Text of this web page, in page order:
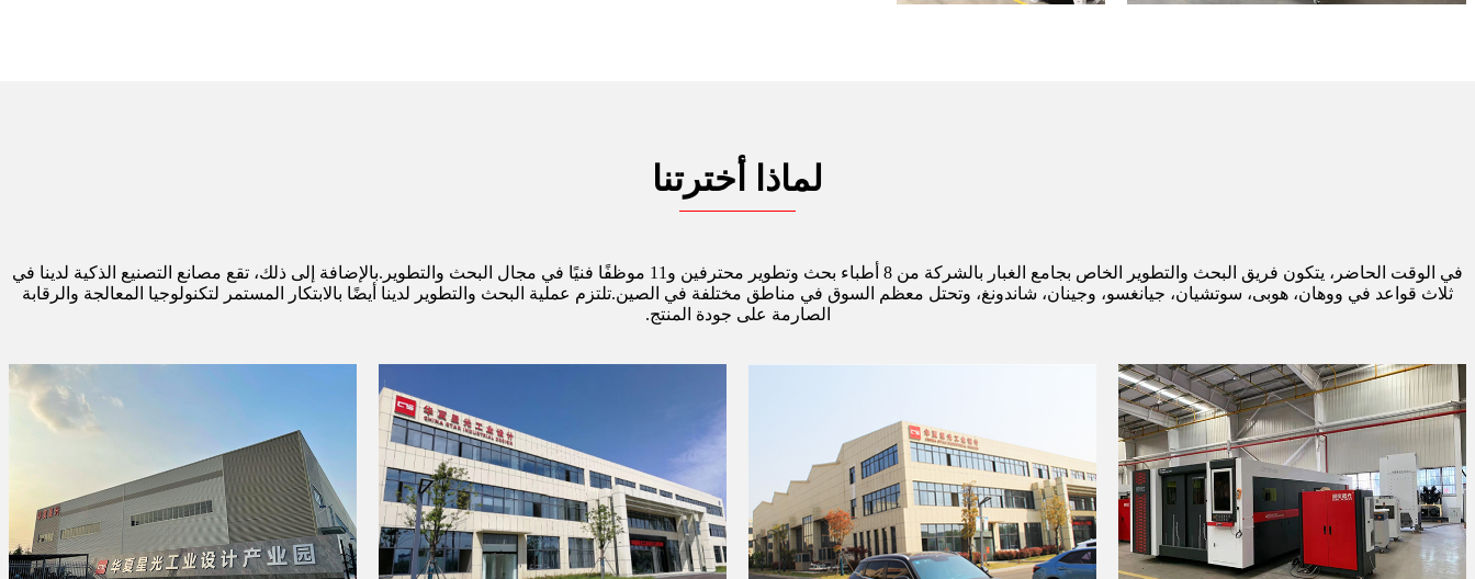
لماذا أخترتنا
في الوقت الحاضر، يتكون فريق البحث والتطوير الخاص بجامع الغبار بالشركة من 8 أطباء بحث وتطوير محترفين و11 موظفًا فنيًا في مجال البحث والتطوير.بالإضافة إلى ذلك، تقع مصانع التصنيع الذكية لدينا في
ثلاث قواعد في ووهان، هوبى، سوتشيان، جيانغسو، وجينان، شاندونغ، وتحتل معظم السوق في مناطق مختلفة في الصين.تلتزم عملية البحث والتطوير لدينا أيضًا بالابتكار المستمر لتكنولوجيا المعالجة والرقابة
الصارمة على جودة المنتج.